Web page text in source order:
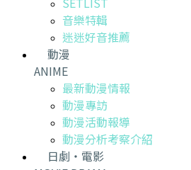
音樂特輯
迷迷好音推薦
動漫
ANIME
最新動漫情報
動漫專訪
動漫活動報導
動漫分析考察介紹
日劇・電影